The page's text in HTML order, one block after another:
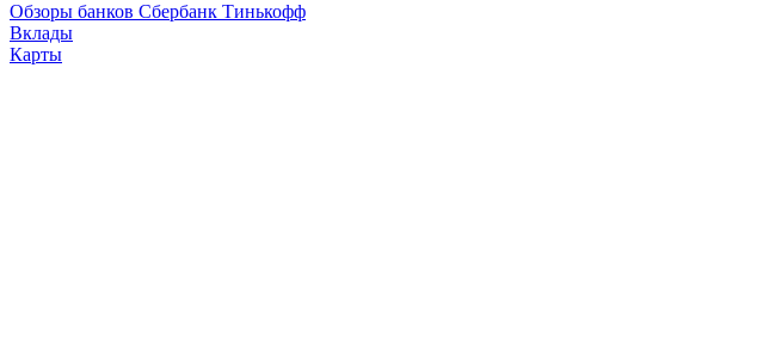
Обзоры банков Сбербанк Тинькофф
Вклады
Карты